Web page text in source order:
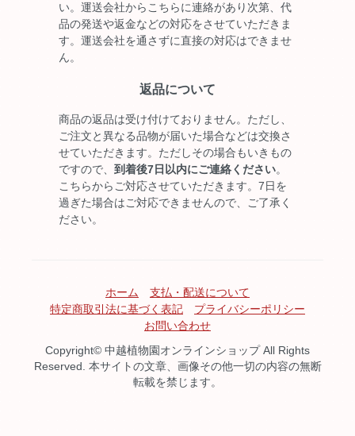
い。運送会社からこちらに連絡があり次第、代
品の発送や返金などの対応をさせていただきま
す。運送会社を通さずに直接の対応はできませ
ん。
返品について
商品の返品は受け付けておりません。ただし、
ご注文と異なる品物が届いた場合などは交換さ
せていただきます。ただしその場合もいきもの
ですので、 到着後7日以内にご連絡ください。
こちらからご対応させていただきます。7日を
過ぎた場合はご対応できませんので、ご了承く
ださい。
ホーム
支払・配送について
特定商取引法に基づく表記
プライバシーポリシー
お問い合わせ
Copyright© 中越植物園オンラインショップ All Rights
Reserved. 本サイトの文章、画像その他一切の内容の無断
転載を禁じます。